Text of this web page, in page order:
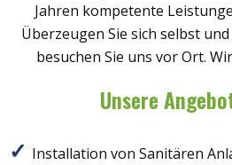
Jahren kompetente
Überzeugen Sie sich selbst
besuchen Sie uns vor Ort.
Unsere
Installation von Sanitären